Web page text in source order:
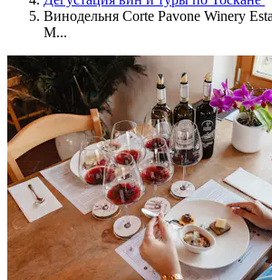
Винодельня Corte Pavone Winery
М...